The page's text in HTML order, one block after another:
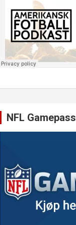
NFL Gamepass